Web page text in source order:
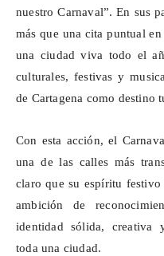
nuestro Carnaval”. En sus
más que una cita puntual
una ciudad viva todo el
culturales, festivas y
de Cartagena como destino
Con esta acción, el
una de las calles más
claro que su espíritu
ambición de
identidad sólida, creativa
toda una ciudad.